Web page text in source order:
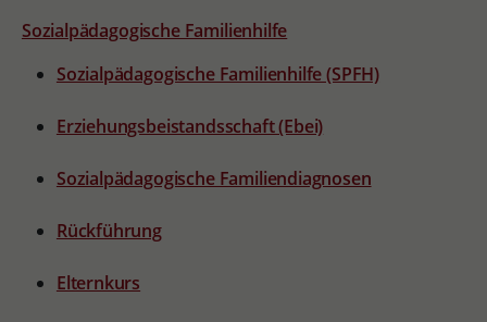
Sozialpädagogische Familienhilfe
Sozialpädagogische Familienhilfe (SPFH)
Erziehungsbeistandsschaft (Ebei)
Sozialpädagogische Familiendiagnosen
Rückführung
Elternkurs